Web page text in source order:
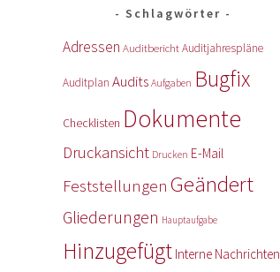
Schlagwörter
Adressen AuditberichtAuditjahrespläne
Auditplan Audits Aufgaben Bugfix
Checklisten Dokumente
Druckansicht Drucken E-Mail
Feststellungen Geändert
Gliederungen Hauptaufgabe
Hinzugefügt Interne Nachrichten